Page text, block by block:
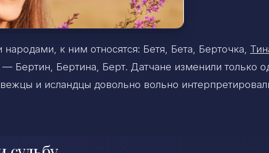
к ним относятся: Бетя, Бета, Берточка,
Бертин, Бертина, Берт. Датчане изменили только
и исландцы довольно вольно